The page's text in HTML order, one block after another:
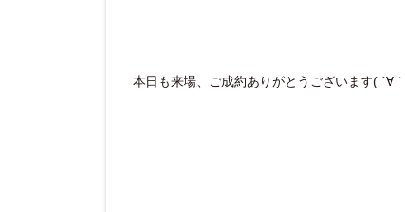
本日も来場、ご成約ありがとうございます( ´∀